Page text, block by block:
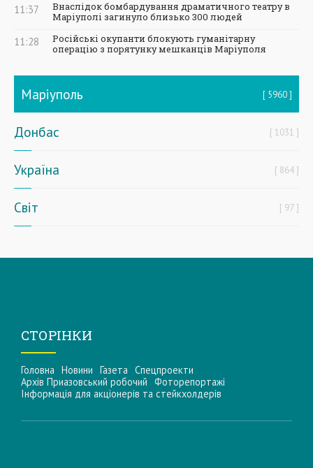
11:37
Внаслідок бомбардування драматичного театру в
Маріуполі загинуло близько 300 людей
11:28
Російські окупанти блокують гуманітарну
операцію з порятунку мешканців Маріуполя
Маріуполь 5960
Донбас 1031
Україна 864
Світ 97
СТОРІНКИ
Головна Новини Газета Спецпроекти
Архів Приазовський робочий Фоторепортажі
Інформацiя для акцiонерiв та стейкхолдерiв